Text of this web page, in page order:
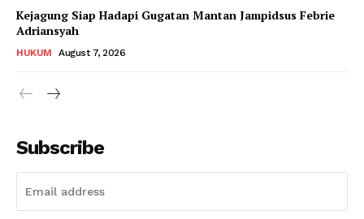
Kejagung Siap Hadapi Gugatan Mantan Jampidsus Febrie
Adriansyah
HUKUM August 7, 2026
Subscribe